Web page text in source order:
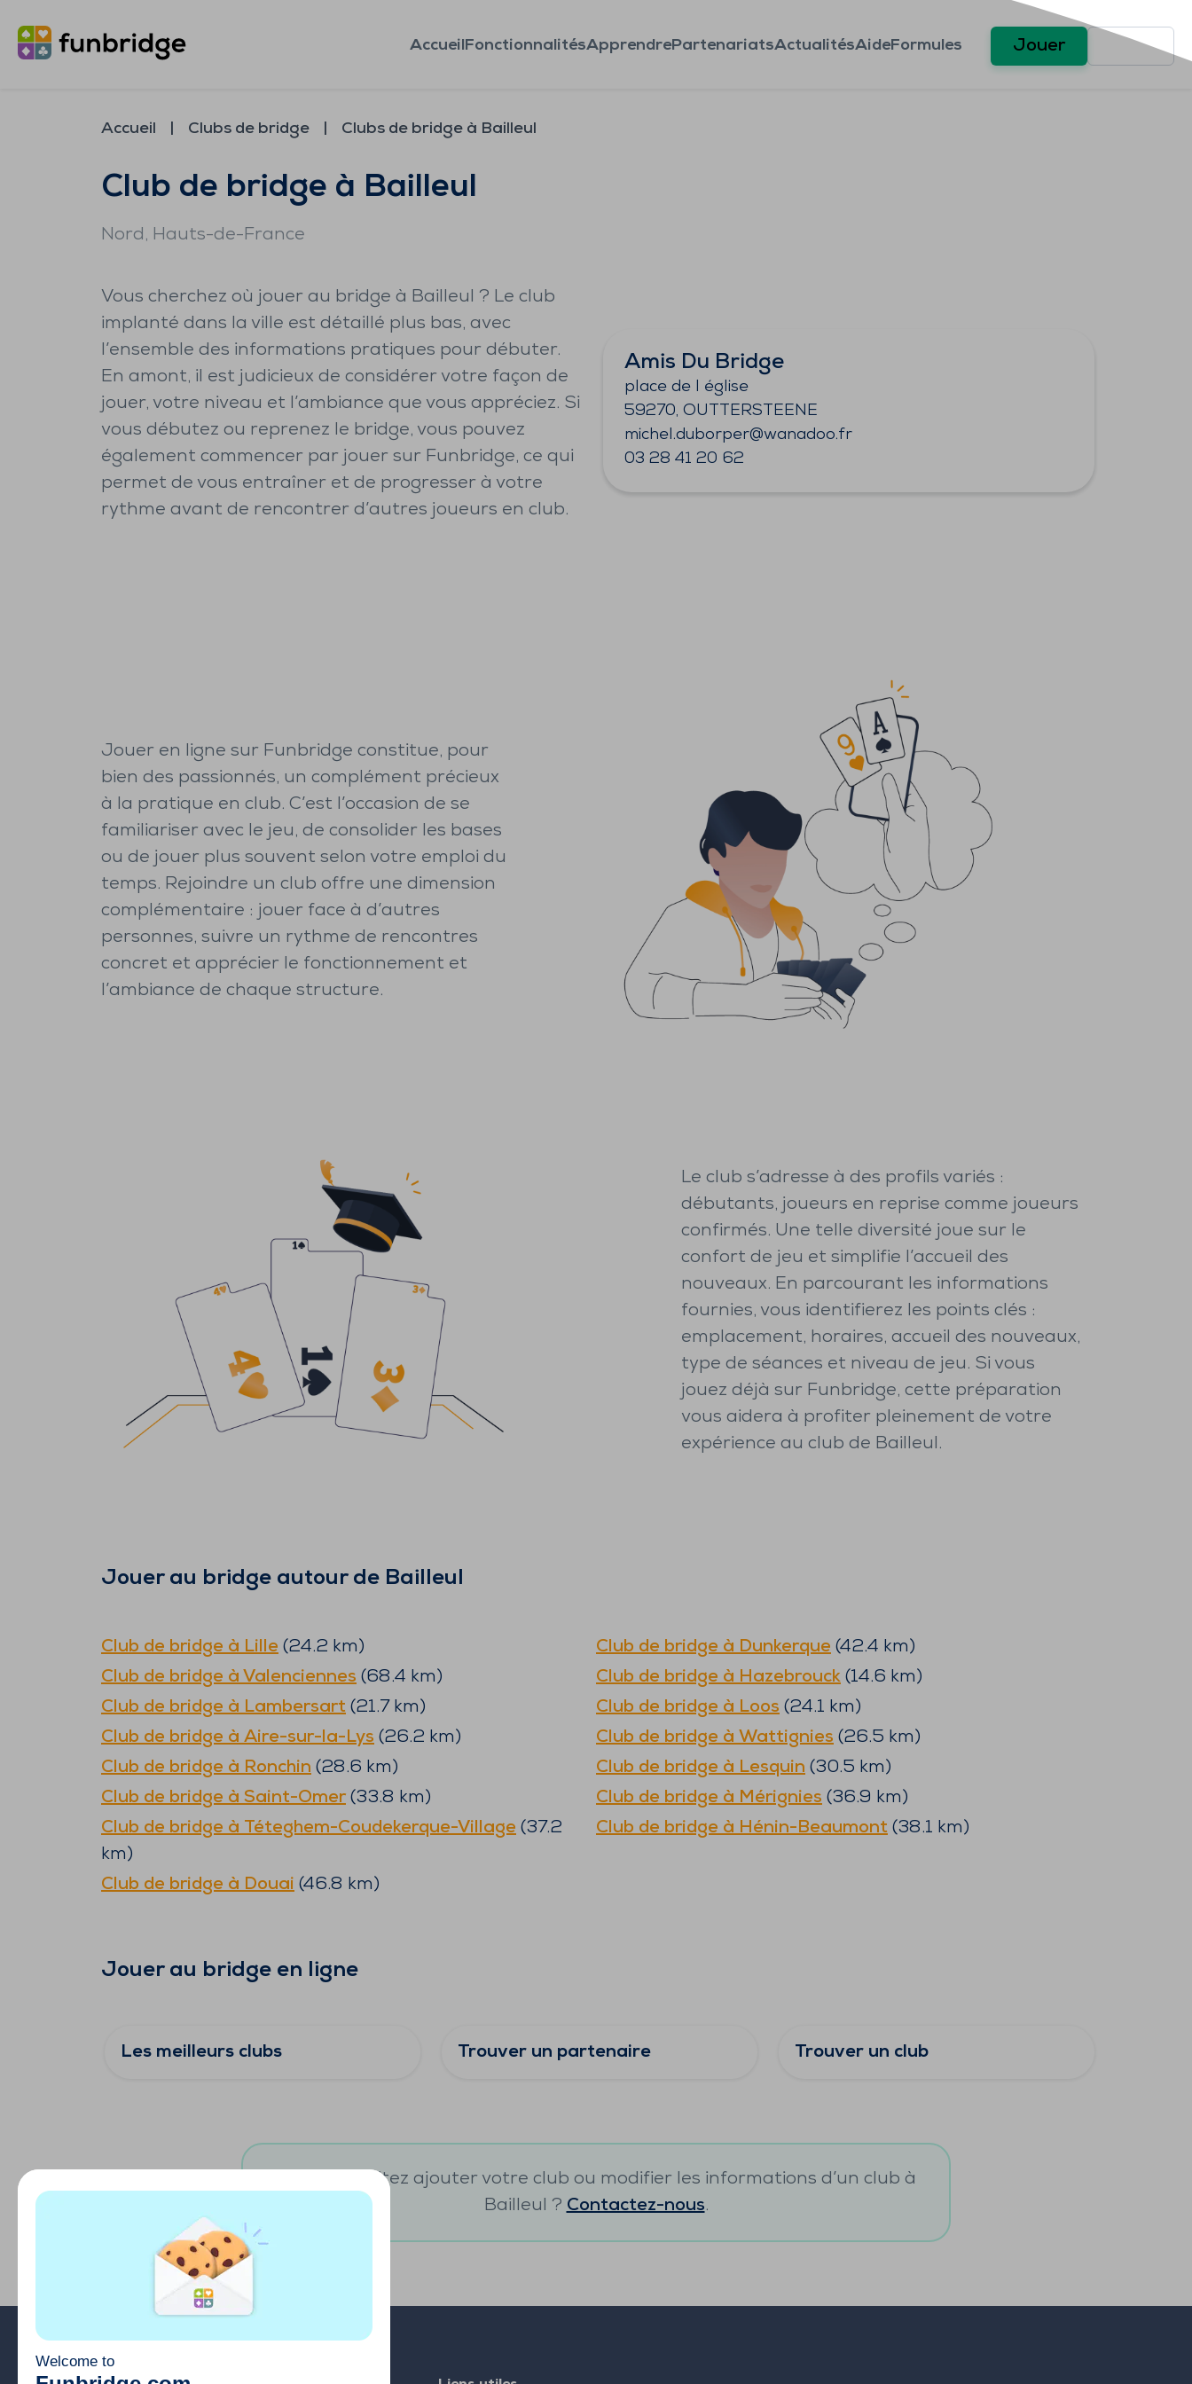
AccueilFonctionnalitésApprendrePartenariatsActualitésAideFormules Jouer
Accueil Clubs de bridge Clubs de bridge à Bailleul
Club de bridge à Bailleul
Nord , Hauts-de-France
Vous cherchez où jouer au bridge à Bailleul ? Le club
implanté dans la ville est détaillé plus bas, avec
l’ensemble des informations pratiques pour débuter.
En amont, il est judicieux de considérer votre façon de
jouer, votre niveau et l’ambiance que vous appréciez. Si
vous débutez ou reprenez le bridge, vous pouvez
également commencer par jouer sur Funbridge, ce qui
permet de vous entraîner et de progresser à votre
rythme avant de rencontrer d’autres joueurs en club.
Amis Du Bridge
place de l église
59270, OUTTERSTEENE
michel.duborper@wanadoo.fr
03 28 41 20 62
Jouer en ligne sur Funbridge constitue, pour
bien des passionnés, un complément précieux
à la pratique en club. C’est l’occasion de se
familiariser avec le jeu, de consolider les bases
ou de jouer plus souvent selon votre emploi du
temps. Rejoindre un club offre une dimension
complémentaire : jouer face à d’autres
personnes, suivre un rythme de rencontres
concret et apprécier le fonctionnement et
l’ambiance de chaque structure.
Le club s’adresse à des profils variés :
débutants, joueurs en reprise comme joueurs
confirmés. Une telle diversité joue sur le
confort de jeu et simplifie l’accueil des
nouveaux. En parcourant les informations
fournies, vous identifierez les points clés :
emplacement, horaires, accueil des nouveaux,
type de séances et niveau de jeu. Si vous
jouez déjà sur Funbridge, cette préparation
vous aidera à profiter pleinement de votre
expérience au club de Bailleul.
Jouer au bridge autour de Bailleul
Club de bridge à Lille (24.2 km) Club de bridge à Dunkerque (42.4 km)
Club de bridge à Valenciennes (68.4 km) Club de bridge à Hazebrouck (14.6 km)
Club de bridge à Lambersart (21.7 km) Club de bridge à Loos (24.1 km)
Club de bridge à Aire-sur-la-Lys (26.2 km) Club de bridge à Wattignies (26.5 km)
Club de bridge à Ronchin (28.6 km) Club de bridge à Lesquin (30.5 km)
Club de bridge à Saint-Omer(33.8 km) Club de bridge à Mérignies (36.9 km)
Club de bridge à Téteghem-Coudekerque-Village (37.2
km)
Club de bridge à Hénin-Beaumont (38.1 km)
Club de bridge à Douai (46.8 km)
Jouer au bridge en ligne
Les meilleurs clubs Trouver un partenaire Trouver un club
Vous souhaitez ajouter votre club ou modifier les informations d’un club à
Bailleul ? Contactez-nous.